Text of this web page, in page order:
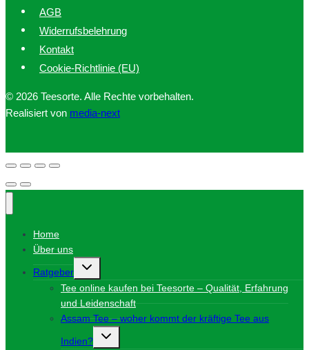
AGB
Widerrufsbelehrung
Kontakt
Cookie-Richtlinie (EU)
© 2026 Teesorte. Alle Rechte vorbehalten.
Realisiert von media-next
Home
Über uns
Ratgeber
Untermenü
Tee online kaufen bei Teesorte – Qualität, Erfahrung
und Leidenschaft
Assam Tee – woher kommt der kräftige Tee aus
Indien?
Untermenü